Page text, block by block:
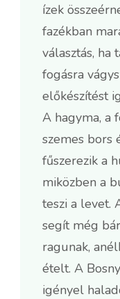
ízek
fazékban
választás, ha
fogásra
előkészítést
A hagyma, a
szemes bors
fűszerezik a
miközben a
teszi a levet.
segít még
ragunak,
ételt. A
igényel